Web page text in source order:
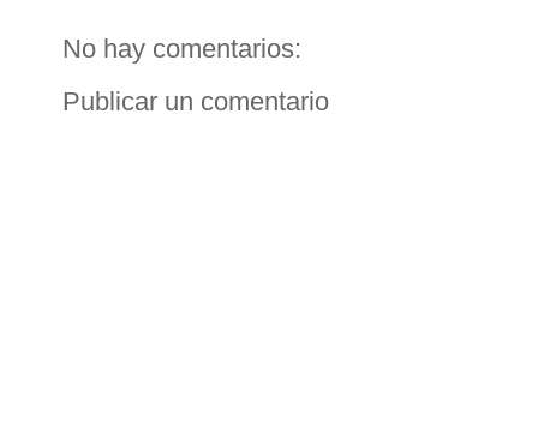
No hay comentarios:
Publicar un comentario